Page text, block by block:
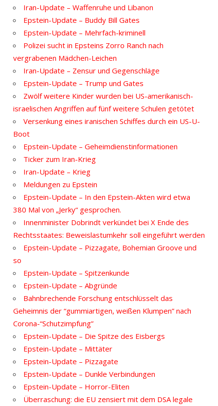
Iran-Update – Waffenruhe und Libanon
Epstein-Update – Buddy Bill Gates
Epstein-Update – Mehrfach-kriminell
Polizei sucht in Epsteins Zorro Ranch nach
vergrabenen Mädchen-Leichen
Iran-Update – Zensur und Gegenschläge
Epstein-Update – Trump und Gates
Zwölf weitere Kinder wurden bei US-amerikanisch-
israelischen Angriffen auf fünf weitere Schulen getötet
Versenkung eines iranischen Schiffes durch ein US-U-
Boot
Epstein-Update – Geheimdienstinformationen
Ticker zum Iran-Krieg
Iran-Update – Krieg
Meldungen zu Epstein
Epstein-Update – In den Epstein-Akten wird etwa
380 Mal von „Jerky“ gesprochen.
Innenminister Dobrindt verkündet bei X Ende des
Rechtsstaates: Beweislastumkehr soll eingeführt werden
Epstein-Update – Pizzagate, Bohemian Groove und
so
Epstein-Update – Spitzenkunde
Epstein-Update – Abgründe
Bahnbrechende Forschung entschlüsselt das
Geheimnis der “gummiartigen, weißen Klumpen” nach
Corona-“Schutzimpfung”
Epstein-Update – Die Spitze des Eisbergs
Epstein-Update – Mittäter
Epstein-Update – Pizzagate
Epstein-Update – Dunkle Verbindungen
Epstein-Update – Horror-Eliten
Überraschung: die EU zensiert mit dem DSA legale